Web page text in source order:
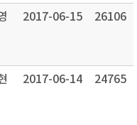
2017-06-15 26106
2017-06-14 24765